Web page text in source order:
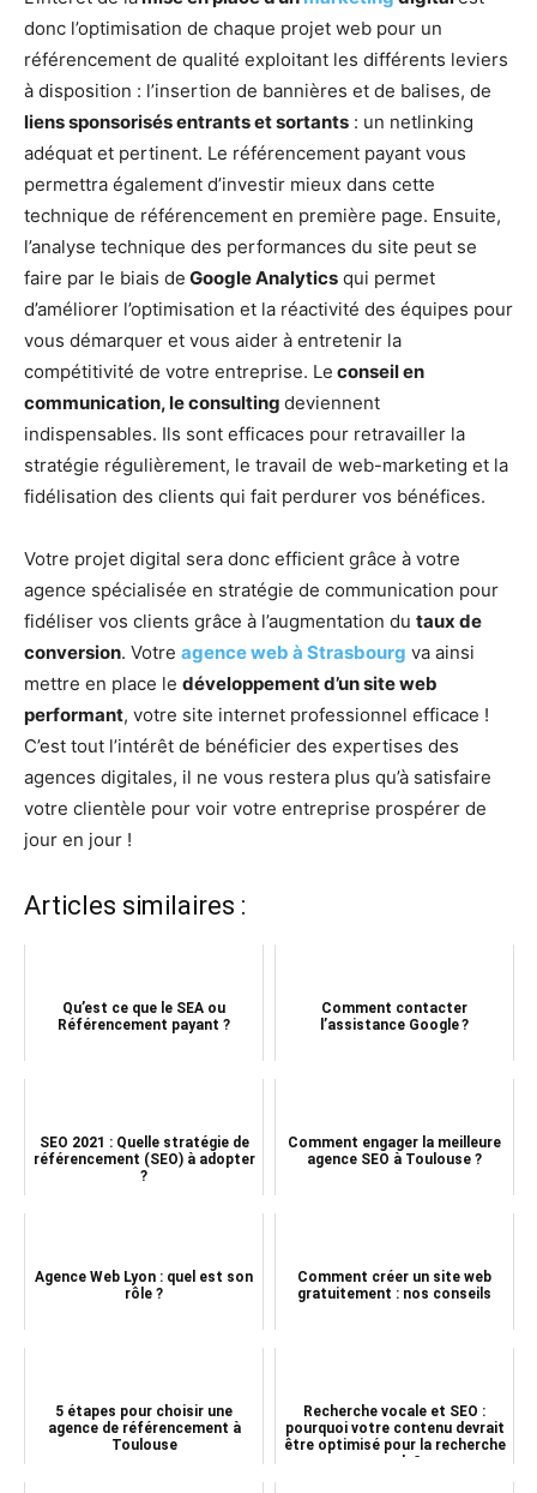
donc l’optimisation de chaque projet web pour un
référencement de qualité exploitant les différents leviers
à disposition : l’insertion de bannières et de balises, de
liens sponsorisés entrants et sortants : un netlinking
adéquat et pertinent. Le référencement payant vous
permettra également d’investir mieux dans cette
technique de référencement en première page. Ensuite,
l’analyse technique des performances du site peut se
faire par le biais de Google Analytics qui permet
d’améliorer l’optimisation et la réactivité des équipes pour
vous démarquer et vous aider à entretenir la
compétitivité de votre entreprise. Le conseil en
communication, le consulting deviennent
indispensables. Ils sont efficaces pour retravailler la
stratégie régulièrement, le travail de web-marketing et la
fidélisation des clients qui fait perdurer vos bénéfices.
Votre projet digital sera donc efficient grâce à votre
agence spécialisée en stratégie de communication pour
fidéliser vos clients grâce à l’augmentation du taux de
conversion. Votre agence web à Strasbourg va ainsi
mettre en place le développement d’un site web
performant, votre site internet professionnel efficace !
C’est tout l’intérêt de bénéficier des expertises des
agences digitales, il ne vous restera plus qu’à satisfaire
votre clientèle pour voir votre entreprise prospérer de
jour en jour !
Articles similaires :
Qu’est ce que le SEA ou
Référencement payant ?
Comment contacter
l’assistance Google ?
SEO 2021 : Quelle stratégie de
référencement (SEO) à adopter
?
Comment engager la meilleure
agence SEO à Toulouse ?
Agence Web Lyon : quel est son
rôle ?
Comment créer un site web
gratuitement : nos conseils
5 étapes pour choisir une
agence de référencement à
Toulouse
Recherche vocale et SEO :
pourquoi votre contenu devrait
être optimisé pour la recherche
vocale?